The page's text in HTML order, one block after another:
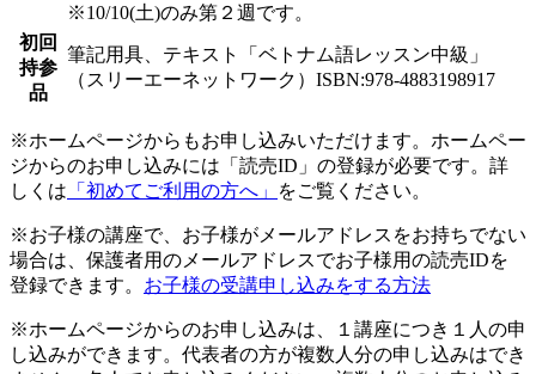
※10/10(土)のみ第２週です。
初回
持参
品
筆記用具、テキスト「ベトナム語レッスン中級」
（スリーエーネットワーク）ISBN:978-4883198917
※ホームページからもお申し込みいただけます。ホームペー
ジからのお申し込みには「読売ID」の登録が必要です。詳
しくは 「初めてご利用の方へ」 をご覧ください。
※お子様の講座で、お子様がメールアドレスをお持ちでない
場合は、保護者用のメールアドレスでお子様用の読売IDを
登録できます。 お子様の受講申し込みをする方法
※ホームページからのお申し込みは、１講座につき１人の申
し込みができます。代表者の方が複数人分の申し込みはでき